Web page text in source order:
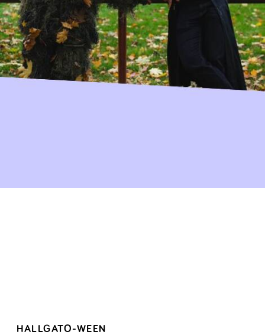
HALLGATO-WEEN